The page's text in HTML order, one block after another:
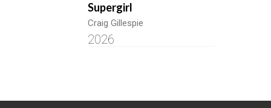
Supergirl
Craig Gillespie
2026